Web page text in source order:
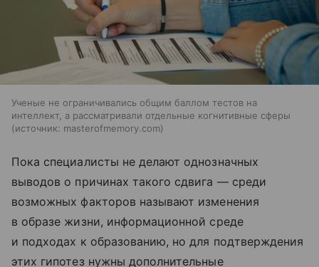
Ученые не ограничивались общим баллом тестов на
интеллект, а рассматривали отдельные когнитивные сферы
источник: masterofmemory.com
Пока специалисты не делают однозначных
выводов о причинах такого сдвига — среди
возможных факторов называют изменения
в образе жизни, информационной среде
и подходах к образованию, но для подтверждения
этих гипотез нужны дополнительные